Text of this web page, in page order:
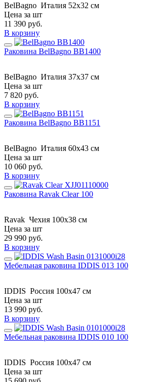
BelBagno Италия 52x32 см
Цена за шт
11 390 руб.
В корзину
Раковина BelBagno BB1400
BelBagno Италия 37x37 см
Цена за шт
7 820 руб.
В корзину
Раковина BelBagno BB1151
BelBagno Италия 60x43 см
Цена за шт
10 060 руб.
В корзину
Раковина Ravak Clear 100
Ravak Чехия 100x38 см
Цена за шт
29 990 руб.
В корзину
Мебельная раковина IDDIS 013 100
IDDIS Россия 100x47 см
Цена за шт
13 990 руб.
В корзину
Мебельная раковина IDDIS 010 100
IDDIS Россия 100x47 см
Цена за шт